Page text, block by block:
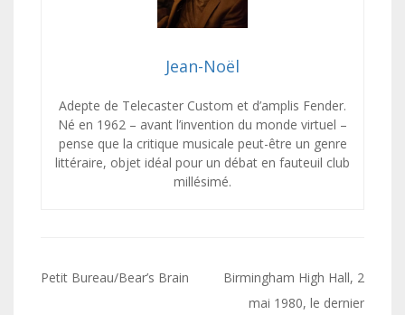
Jean-Noël
Adepte de Telecaster Custom et d’amplis Fender.
Né en 1962 – avant l’invention du monde virtuel –
pense que la critique musicale peut-être un genre
littéraire, objet idéal pour un débat en fauteuil club
millésimé.
Navigation
Petit Bureau/Bear’s Brain
Birmingham High Hall, 2
mai 1980, le dernier